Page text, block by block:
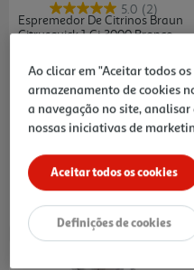
5.0 (2)
Espremedor De Citrinos Braun
Citrusquick 1 Cj 3000 Branco
26,99 €
-50% Imediato na 2ª Unidade
Ao clicar em "Aceitar todos
armazenamento de cookies
a navegação no site,
nossas iniciativas de
Aceitar todos os cookies
Definições de cookies